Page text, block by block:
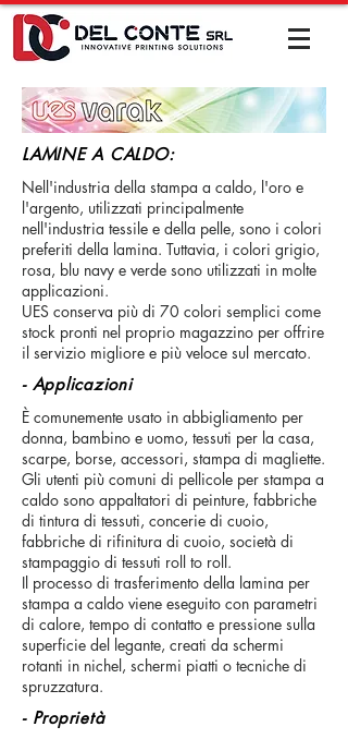
LAMINE A CALDO:
Nell'industria della stampa a caldo, l'oro e
l'argento, utilizzati principalmente
nell'industria tessile e della pelle, sono i colori
preferiti della lamina. Tuttavia, i colori grigio,
rosa, blu navy e verde sono utilizzati in molte
applicazioni.
UES conserva più di 70 colori semplici come
stock pronti nel proprio magazzino per offrire
il servizio migliore e più veloce sul mercato.
- Applicazioni
È comunemente usato in abbigliamento per
donna, bambino e uomo, tessuti per la casa,
scarpe, borse, accessori, stampa di magliette.
Gli utenti più comuni di pellicole per stampa a
caldo sono appaltatori di peinture, fabbriche
di tintura di tessuti, concerie di cuoio,
fabbriche di rifinitura di cuoio, società di
stampaggio di tessuti roll to roll.
Il processo di trasferimento della lamina per
stampa a caldo viene eseguito con parametri
di calore, tempo di contatto e pressione sulla
superficie del legante, creati da schermi
rotanti in nichel, schermi piatti o tecniche di
spruzzatura.
- Proprietà